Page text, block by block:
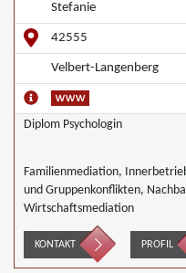
Stefanie
42555
Velbert-Langenberg
Diplom Psychologin
Familienmediation,
und Gruppenkonflikten,
Wirtschaftsmediation
KONTAKT PROFIL